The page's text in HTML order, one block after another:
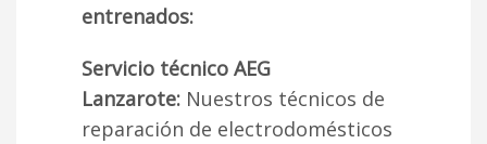
entrenados:
Servicio técnico AEG
Lanzarote: Nuestros técnicos de
reparación de electrodomésticos